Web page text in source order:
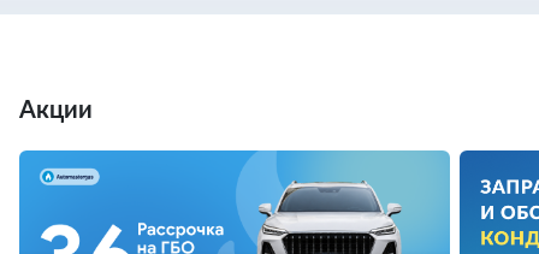
Акции